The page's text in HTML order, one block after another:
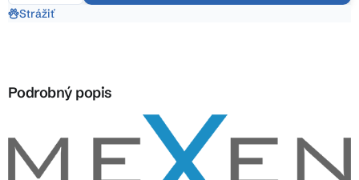
Strážiť
Podrobný popis